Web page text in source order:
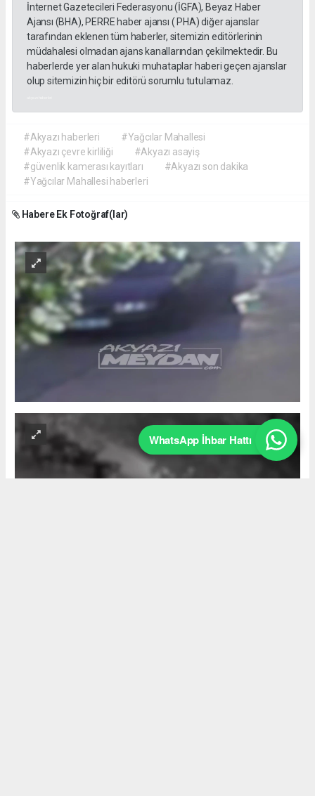
İnternet Gazetecileri Federasyonu (İGFA), Beyaz Haber
Ajansı (BHA), PERRE haber ajansı ( PHA) diğer ajanslar
tarafından eklenen tüm haberler, sitemizin editörlerinin
müdahalesi olmadan ajans kanallarından çekilmektedir. Bu
haberlerde yer alan hukuki muhataplar haberi geçen ajanslar
olup sitemizin hiç bir editörü sorumlu tutulamaz.
#Akyazı haberleri
#Yağcılar Mahallesi
#Akyazı çevre kirliliği
#Akyazı asayiş
#güvenlik kamerası kayıtları
#Akyazı son dakika
#Yağcılar Mahallesi haberleri
Habere Ek Fotoğraf(lar)
WhatsApp İhbar Hattı